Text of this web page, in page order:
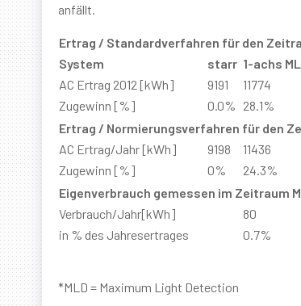
anfällt.
Ertrag / Standardverfahren für den
System
starr 1-achs
AC Ertrag 2012 [kWh]
9191 11774
Zugewinn [%]
0.0% 28.1%
Ertrag / Normierungsverfahren für den
AC Ertrag/Jahr [kWh]
9198 11436
Zugewinn [%]
0% 24.3%
Eigenverbrauch gemessen im Zeitraum
Verbrauch/Jahr[kWh]
80
in % des Jahresertrages
0.7%
*MLD = Maximum Light Detection